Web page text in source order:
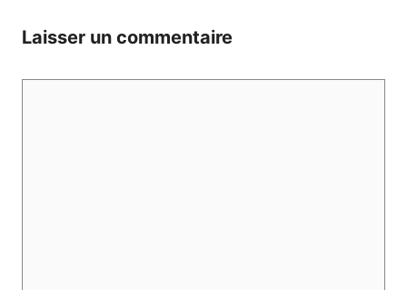
Laisser un commentaire